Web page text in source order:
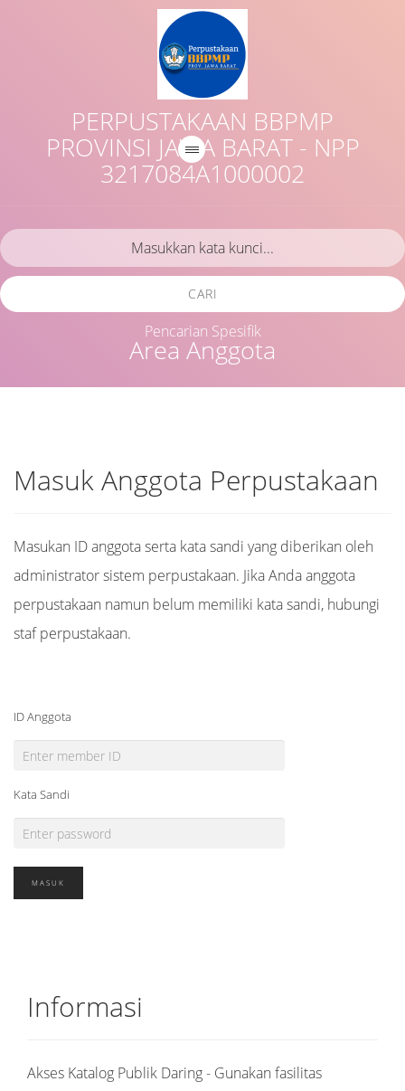
PERPUSTAKAAN BBPMP
PROVINSI JAWA BARAT - NPP
3217084A1000002
Area Anggota
CARI
Pencarian Spesifik
Masuk Anggota Perpustakaan
Masukan ID anggota serta kata sandi yang diberikan oleh
administrator sistem perpustakaan. Jika Anda anggota
perpustakaan namun belum memiliki kata sandi, hubungi
staf perpustakaan.
ID Anggota
Kata Sandi
Informasi
Akses Katalog Publik Daring - Gunakan fasilitas